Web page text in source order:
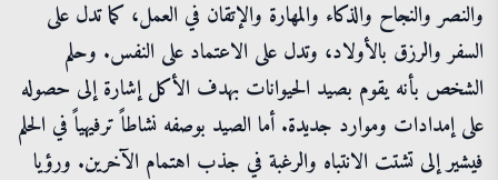
والنصر والنجاح والذكاء والمهارة والإتقان في العمل، كما تدل على
السفر والرزق بالأولاد، وتدل على الاعتماد على النفس. وحلم
الشخص بأنه يقوم بصيد الحيوانات بهدف الأكل إشارة إلى حصوله
على إمدادات وموارد جديدة. أما الصيد بوصفه نشاطاً ترفيهياً في الحلم
فيشير إلى تشتت الانتباه والرغبة في جذب اهتمام الآخرين. ورؤيا